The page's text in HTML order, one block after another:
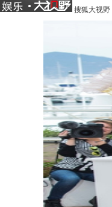
搜狐大视野